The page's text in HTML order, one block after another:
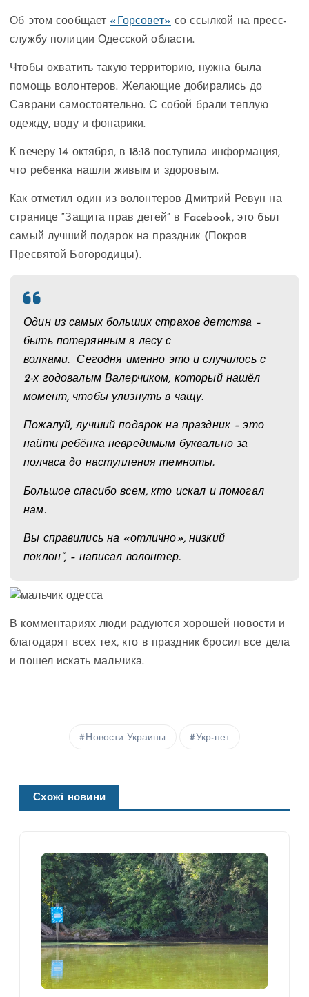
Об этом сообщает «Горсовет» со ссылкой на пресс-
службу полиции Одесской области.
Чтобы охватить такую территорию, нужна была
помощь волонтеров. Желающие добирались до
Саврани самостоятельно. С собой брали теплую
одежду, воду и фонарики.
К вечеру 14 октября, в 18:18 поступила информация,
что ребенка нашли живым и здоровым.
Как отметил один из волонтеров Дмитрий Ревун на
странице “Защита прав детей” в Facebook, это был
самый лучший подарок на праздник (Покров
Пресвятой Богородицы).
Один из самых больших страхов детства –
быть потерянным в лесу с
волками. Сегодня именно это и случилось с
2-х годовалым Валерчиком, который нашёл
момент, чтобы улизнуть в чащу.
Пожалуй, лучший подарок на праздник – это
найти ребёнка невредимым буквально за
полчаса до наступления темноты.
Большое спасибо всем, кто искал и помогал
нам.
Вы справились на «отлично», низкий
поклон”, – написал волонтер.
В комментариях люди радуются хорошей новости и
благодарят всех тех, кто в праздник бросил все дела
и пошел искать мальчика.
Новости Украины Укр-нет
Схожі новини